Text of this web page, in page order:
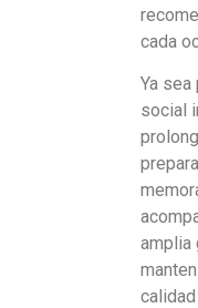
cada
Ya sea
social
amplia